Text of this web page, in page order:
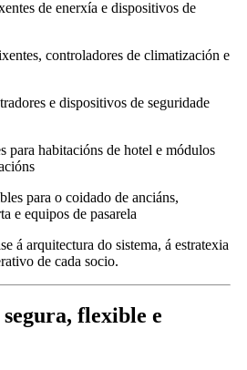
de enerxía e dispositivos de
controladores de climatización e
e dispositivos de seguridade
para habitacións de hotel e módulos
para o coidado de anciáns,
e equipos de pasarela
á arquitectura do sistema, á estratexia
de cada socio.
flexible e